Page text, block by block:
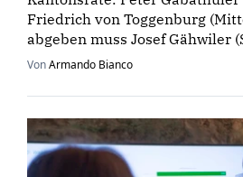
Friedrich von Toggenburg
abgeben muss Josef Gähwiler
VonArmando Bianco